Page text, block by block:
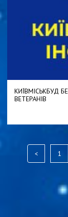
КИЇВМІСЬКБУД
ВЕТЕРАНІВ
< 1